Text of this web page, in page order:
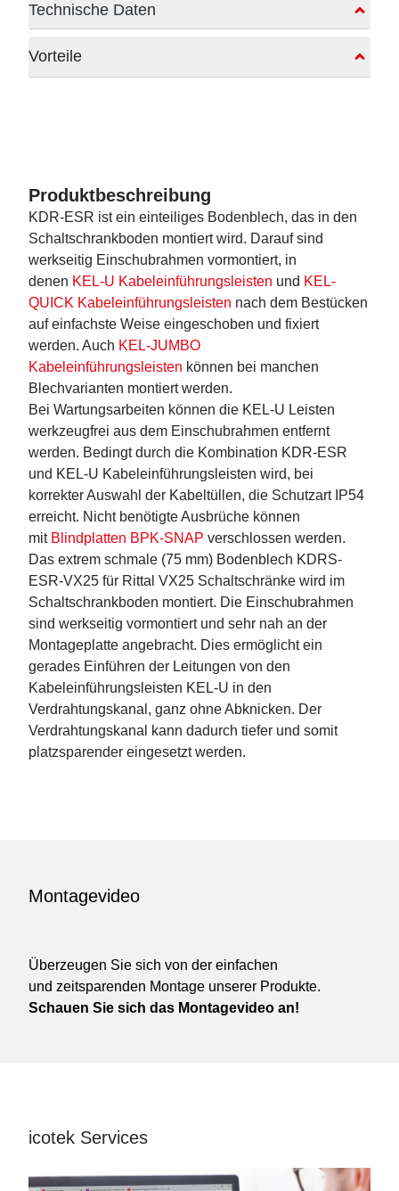
Technische Daten
Vorteile
Produktbeschreibung
KDR-ESR ist ein einteiliges Bodenblech, das in den
Schaltschrankboden montiert wird. Darauf sind
werkseitig Einschubrahmen vormontiert, in
denen KEL-U Kabeleinführungsleisten und KEL-
QUICK Kabeleinführungsleisten nach dem Bestücken
auf einfachste Weise eingeschoben und fixiert
werden. Auch KEL-JUMBO
Kabeleinführungsleisten können bei manchen
Blechvarianten montiert werden.
Bei Wartungsarbeiten können die KEL-U Leisten
werkzeugfrei aus dem Einschubrahmen entfernt
werden. Bedingt durch die Kombination KDR-ESR
und KEL-U Kabeleinführungsleisten wird, bei
korrekter Auswahl der Kabeltüllen, die Schutzart IP54
erreicht. Nicht benötigte Ausbrüche können
mit Blindplatten BPK-SNAP verschlossen werden.
Das extrem schmale (75 mm) Bodenblech KDRS-
ESR-VX25 für Rittal VX25 Schaltschränke wird im
Schaltschrankboden montiert. Die Einschubrahmen
sind werkseitig vormontiert und sehr nah an der
Montageplatte angebracht. Dies ermöglicht ein
gerades Einführen der Leitungen von den
Kabeleinführungsleisten KEL-U in den
Verdrahtungskanal, ganz ohne Abknicken. Der
Verdrahtungskanal kann dadurch tiefer und somit
platzsparender eingesetzt werden.
Montagevideo
Überzeugen Sie sich von der einfachen
und zeitsparenden Montage unserer Produkte.
Schauen Sie sich das Montagevideo an!
icotek Services